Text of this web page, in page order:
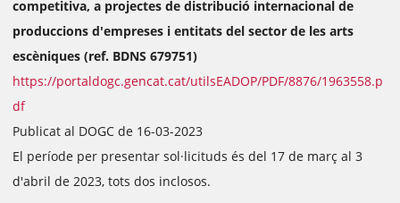
competitiva, a projectes de distribució internacional de
produccions d'empreses i entitats del sector de les arts
escèniques (ref. BDNS 679751)
https://portaldogc.gencat.cat/utilsEADOP/PDF/8876/1963558.p
df
Publicat al DOGC de 16-03-2023
El període per presentar sol·licituds és del 17 de març al 3
d'abril de 2023, tots dos inclosos.